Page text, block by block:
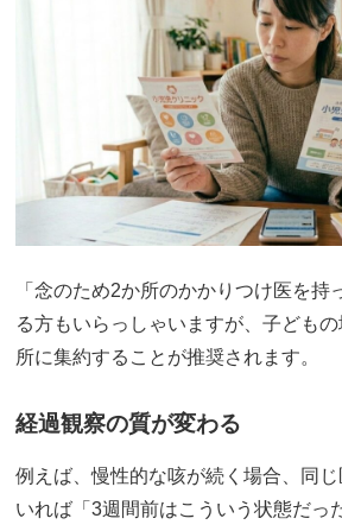
「念のため2か所のかかりつけ医を持
る方もいらっしゃいますが、子ども
所に集約することが推奨されます。
経過観察の質が変わる
例えば、慢性的な咳が続く場合、同
いれば「3週間前はこういう状態だっ